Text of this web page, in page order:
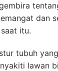
dan
itu.
tubuh
lawan